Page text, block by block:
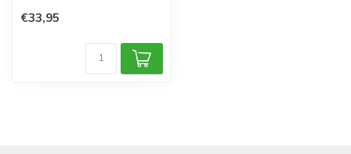
8x HDMI sch...
€33,95